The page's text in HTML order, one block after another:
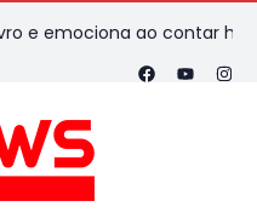
ao contar história